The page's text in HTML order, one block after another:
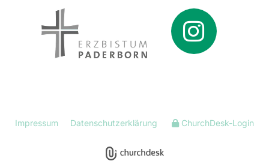
Impressum Datenschutzerklärung ChurchDesk-Login